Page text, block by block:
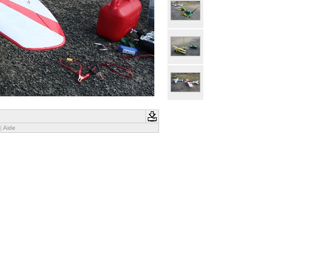
| Aide